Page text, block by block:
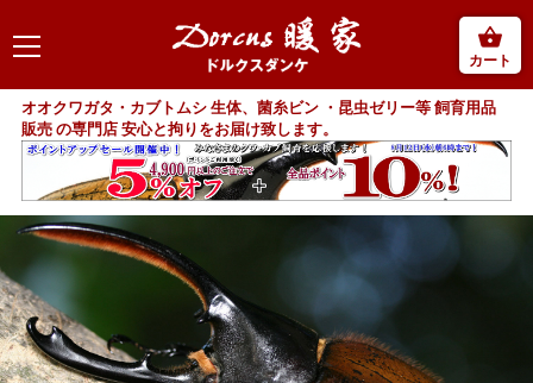
カート
オオクワガタ・カブトムシ 生体、菌糸ビン ・昆虫ゼリー等 飼育用品
販売 の専門店 安心と拘りをお届け致します。